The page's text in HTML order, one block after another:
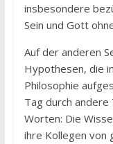
insbesondere
Sein und Gott
Auf der anderen
Hypothesen, die
Philosophie
Tag durch
Worten: Die
ihre Kollegen von